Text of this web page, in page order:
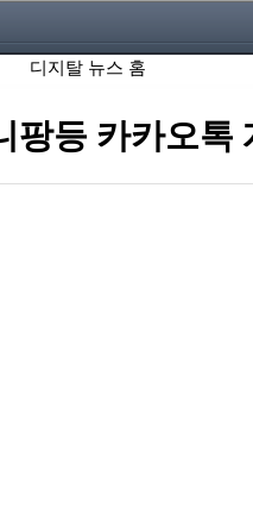
디지탈 뉴스 홈
팡등 카카오톡